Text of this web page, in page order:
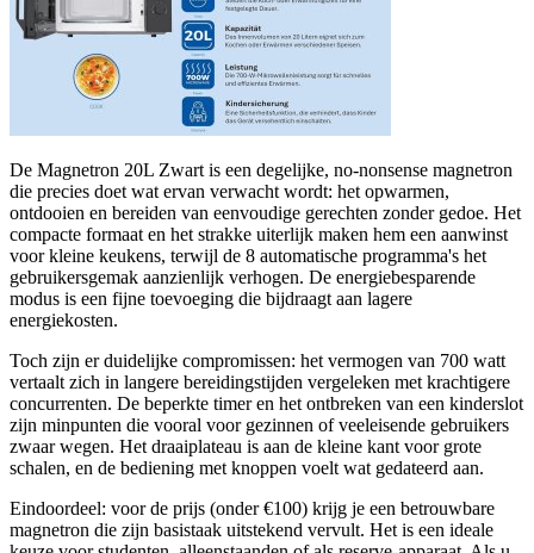
De Magnetron 20L Zwart is een degelijke, no-nonsense magnetron
die precies doet wat ervan verwacht wordt: het opwarmen,
ontdooien en bereiden van eenvoudige gerechten zonder gedoe. Het
compacte formaat en het strakke uiterlijk maken hem een aanwinst
voor kleine keukens, terwijl de 8 automatische programma's het
gebruikersgemak aanzienlijk verhogen. De energiebesparende
modus is een fijne toevoeging die bijdraagt aan lagere
energiekosten.
Toch zijn er duidelijke compromissen: het vermogen van 700 watt
vertaalt zich in langere bereidingstijden vergeleken met krachtigere
concurrenten. De beperkte timer en het ontbreken van een kinderslot
zijn minpunten die vooral voor gezinnen of veeleisende gebruikers
zwaar wegen. Het draaiplateau is aan de kleine kant voor grote
schalen, en de bediening met knoppen voelt wat gedateerd aan.
Eindoordeel: voor de prijs (onder €100) krijg je een betrouwbare
magnetron die zijn basistaak uitstekend vervult. Het is een ideale